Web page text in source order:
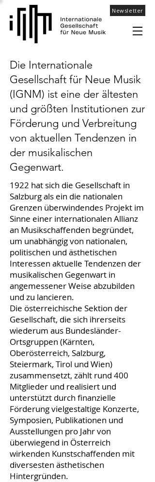
Newsletter
Die Internationale
Gesellschaft für Neue Musik
(IGNM) ist eine der ältesten
und größten Institutionen zur
Förderung und Verbreitung
von aktuellen Tendenzen in
der musikalischen
Gegenwart.
1922 hat sich die Gesellschaft in
Salzburg als ein die nationalen
Grenzen überwindendes Projekt im
Sinne einer internationalen Allianz
an Musikschaffenden begründet,
um unabhängig von nationalen,
politischen und ästhetischen
Interessen aktuelle Tendenzen der
musikalischen Gegenwart in
angemessener Weise abzubilden
und zu lancieren.
Die österreichische Sektion der
Gesellschaft, die sich ihrerseits
wiederum aus Bundesländer-
Ortsgruppen (Kärnten,
Oberösterreich, Salzburg,
Steiermark, Tirol und Wien)
zusammensetzt, zählt rund 400
Mitglieder und realisiert und
unterstützt durch finanzielle
Förderung vielgestaltige Konzerte,
Symposien, Publikationen und
Ausstellungen pro Jahr von
überwiegend in Österreich
wirkenden Kunstschaffenden mit
diversesten ästhetischen
Hintergründen.